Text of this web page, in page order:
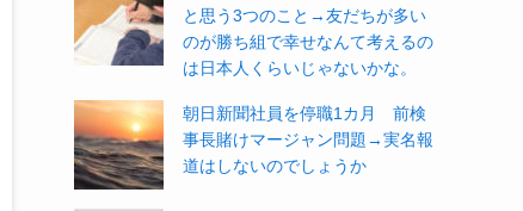
と思う3つのこと→友だちが多い
のが勝ち組で幸せなんて考えるの
は日本人くらいじゃないかな。
朝日新聞社員を停職1カ月 前検
事長賭けマージャン問題→実名報
道はしないのでしょうか